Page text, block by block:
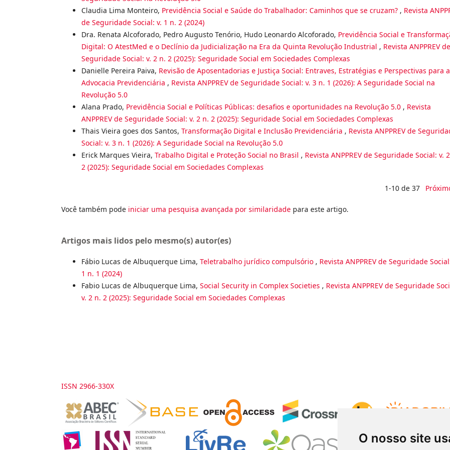
O nosso site
Claudia Lima Monteiro, Previdência Social e Saúde do Trabalhador: Caminhos que se cruzam? , Revista
de Seguridade Social: v. 1 n. 2 (2024)
Dra. Renata Alcoforado, Pedro Augusto Tenório, Hudo Leonardo Alcoforado, Previdência Social e
Digital: O AtestMed e o Declínio da Judicialização na Era da Quinta Revolução Industrial , Revista ANPPREV de
Seguridade Social: v. 2 n. 2 (2025): Seguridade Social em Sociedades Complexas
Danielle Pereira Paiva, Revisão de Aposentadorias e Justiça Social: Entraves, Estratégias e Perspectivas para a
Advocacia Previdenciária , Revista ANPPREV de Seguridade Social: v. 3 n. 1 (2026): A Seguridade Social na
Revolução 5.0
Alana Prado, Previdência Social e Políticas Públicas: desafios e oportunidades na Revolução 5.0 , Revista
ANPPREV de Seguridade Social: v. 2 n. 2 (2025): Seguridade Social em Sociedades Complexas
Thais Vieira goes dos Santos, Transformação Digital e Inclusão Previdenciária , Revista ANPPREV de
Social: v. 3 n. 1 (2026): A Seguridade Social na Revolução 5.0
Erick Marques Vieira, Trabalho Digital e Proteção Social no Brasil , Revista ANPPREV de Seguridade Social: v.
2 (2025): Seguridade Social em Sociedades Complexas
1-10 de 37
Você também pode iniciar uma pesquisa avançada por similaridade para este artigo.
Artigos mais lidos pelo mesmo(s) autor(es)
Fábio Lucas de Albuquerque Lima, Teletrabalho jurídico compulsório , Revista ANPPREV de Seguridade
1 n. 1 (2024)
Fabio Lucas de Albuquerque Lima, Social Security in Complex Societies , Revista ANPPREV de Seguridade
v. 2 n. 2 (2025): Seguridade Social em Sociedades Complexas
ISSN 2966-330X